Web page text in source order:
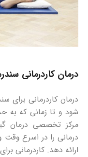
درمان کاردرمانی
درمان کاردرمانی برای
شود و تا زمانی که به
مرکز تخصصی درمان
درمانی را در اسرع وقت
ارائه دهد. کاردرمانی